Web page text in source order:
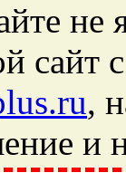
не
сайт
,
и